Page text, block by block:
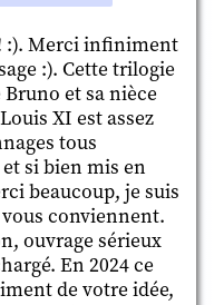
:). Merci infiniment
:). Cette trilogie
et sa nièce
XI est assez
tous
si bien mis en
beaucoup, je suis
conviennent.
ouvrage sérieux
En 2024 ce
de votre idée,